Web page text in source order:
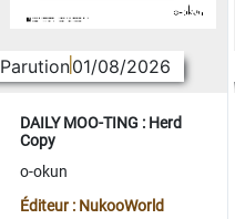
Parution01/08/2026
DAILY MOO-TING : Herd
Copy
o-okun
Éditeur : NukooWorld